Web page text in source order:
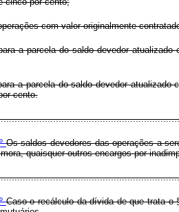
com valor originalmente
a parcela do saldo devedor atualizado
a parcela do saldo devedor atualizado
cento.
Os saldos devedores das operações a
quaisquer outros encargos por
Caso o recálculo da dívida de que trata o